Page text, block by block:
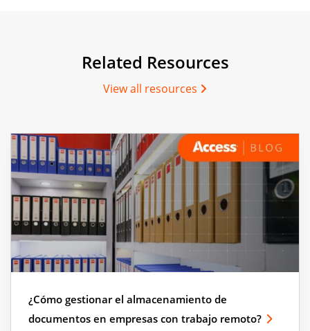
Related Resources
View all resources
¿Cómo gestionar el almacenamiento de
documentos en empresas con trabajo remoto?